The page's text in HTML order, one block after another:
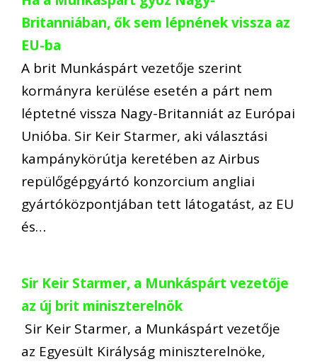
Britanniában, ők sem lépnének vissza az
EU-ba
A brit Munkáspárt vezetője szerint
kormányra kerülése esetén a párt nem
léptetné vissza Nagy-Britanniát az Európai
Unióba. Sir Keir Starmer, aki választási
kampánykörútja keretében az Airbus
repülőgépgyártó konzorcium angliai
gyártóközpontjában tett látogatást, az EU
és…
Sir Keir Starmer, a Munkáspárt vezetője
az új brit miniszterelnök
Sir Keir Starmer, a Munkáspárt vezetője
az Egyesült Királyság miniszterelnöke,